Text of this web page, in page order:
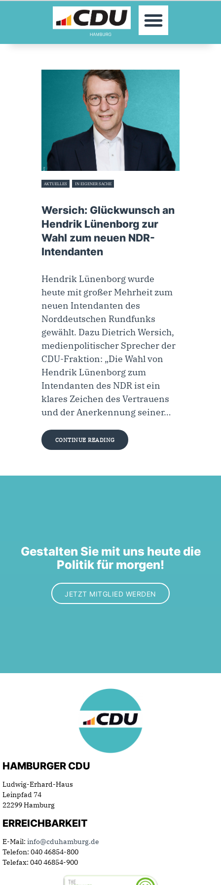
MOIN!
AKTUELLES
PARLAMENTE
KONTAKT
SPENDEN
MITGLIED WERDEN!
AKTUELLES IN EIGENER SACHE
Wersich: Glückwunsch an
Hendrik Lünenborg zur
Wahl zum neuen NDR-
Intendanten
Hendrik Lünenborg wurde
heute mit großer Mehrheit zum
neuen Intendanten des
Norddeutschen Rundfunks
gewählt. Dazu Dietrich Wersich,
medienpolitischer Sprecher der
CDU-Fraktion: „Die Wahl von
Hendrik Lünenborg zum
Intendanten des NDR ist ein
klares Zeichen des Vertrauens
und der Anerkennung seiner…
CONTINUE READING
Gestalten Sie mit uns heute die
Politik für morgen!
JETZT MITGLIED WERDEN
HAMBURGER CDU
Ludwig-Erhard-Haus
Leinpfad 74
22299 Hamburg
ERREICHBARKEIT
E-Mail: info@cduhamburg.de
Telefon: 040 46854-800
Telefax: 040 46854-900